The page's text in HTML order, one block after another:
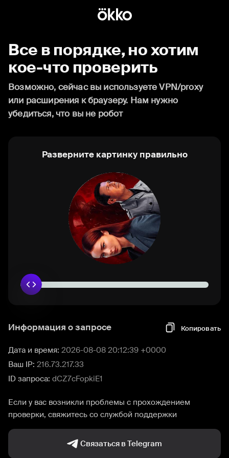
Все в порядке, но хотим
кое-что проверить
Возможно, сейчас вы используете VPN/proxy
или расширения к браузеру. Нам нужно
убедиться, что вы не робот
Разверните картинку правильно
Информация о запросе Копировать
Дата и время: 2026-08-08 20:12:39 +0000
Ваш IP: 216.73.217.33
ID запроса: dCZ7cFopkiE1
Если у вас возникли проблемы с прохождением
проверки, свяжитесь со службой поддержки
Связаться в Telegram